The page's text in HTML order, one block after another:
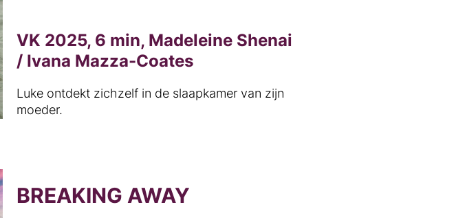
VK 2025, 6 min, Madeleine Shenai
/ Ivana Mazza-Coates
Luke ontdekt zichzelf in de slaapkamer van zijn
moeder.
BREAKING AWAY